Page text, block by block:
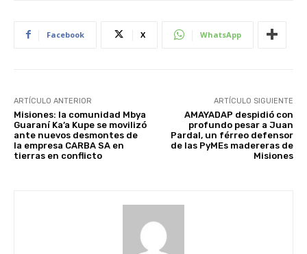
Facebook X WhatsApp
ARTÍCULO ANTERIOR
Misiones: la comunidad Mbya
Guaraní Ka’a Kupe se movilizó
ante nuevos desmontes de
la empresa CARBA SA en
tierras en conflicto
ARTÍCULO SIGUIENTE
AMAYADAP despidió con
profundo pesar a Juan
Pardal, un férreo defensor
de las PyMEs madereras de
Misiones